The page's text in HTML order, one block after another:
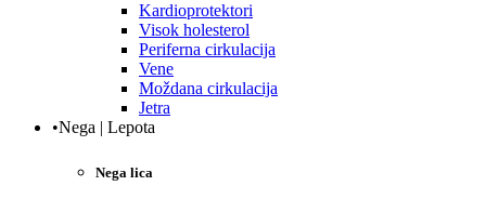
Kardioprotektori
Visok holesterol
Periferna cirkulacija
Vene
Moždana cirkulacija
Jetra
•Nega | Lepota
Nega lica